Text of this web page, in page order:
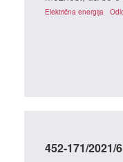
Električna energija
452-171/2021/6